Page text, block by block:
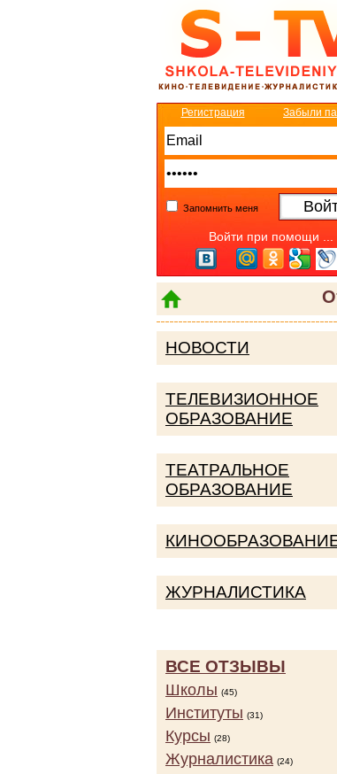
Регистрация Забыли
Запомнить меня
Войти при помощи ...
НОВОСТИ
ТЕЛЕВИЗИОННОЕ
ОБРАЗОВАНИЕ
ТЕАТРАЛЬНОЕ
ОБРАЗОВАНИЕ
ЖУРНАЛИСТИКА
ВСЕ ОТЗЫВЫ
Школы (45)
Институты (31)
Курсы (28)
Журналистика (24)